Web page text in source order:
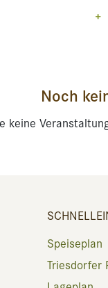
Noch
keine
Speiseplan
Triesdorfer